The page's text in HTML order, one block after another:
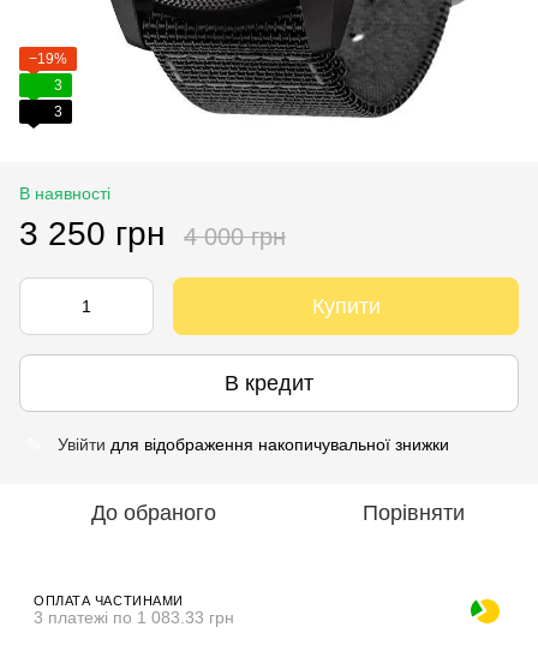
−19%
3
3
В наявності
3 250 грн 4 000 грн
Купити
В кредит
Увійти для відображення накопичувальної знижки
До обраного Порівняти
ОПЛАТА ЧАСТИНАМИ
3 платежі по 1 083.33 грн